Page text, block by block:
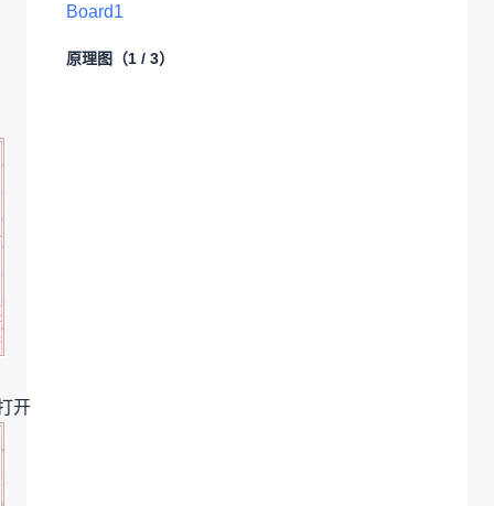
Board1
原理图 （1 / 3）
开